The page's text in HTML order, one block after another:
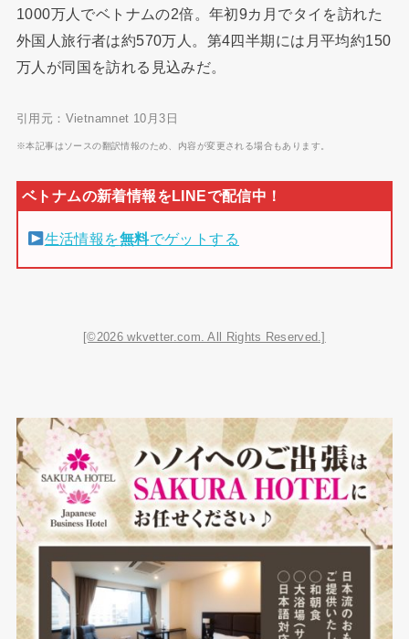
1000万人でベトナムの2倍。年初9カ月でタイを訪れた
外国人旅行者は約570万人。第4四半期には月平均約150
万人が同国を訪れる見込みだ。
引用元：Vietnamnet 10月3日
※本記事はソースの翻訳情報のため、内容が変更される場合もあります。
生活情報を無料でゲットする
[©2026 wkvetter.com. All Rights Reserved.]